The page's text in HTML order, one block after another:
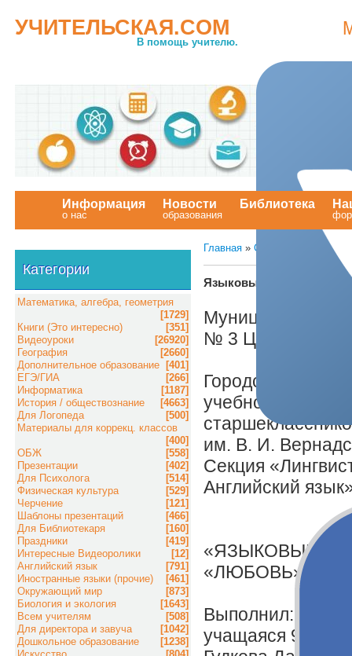
УЧИТЕЛЬСКАЯ.COM
В помощь учителю.
Информация
о нас
Новости
образования
Библиотека
Главная » Статьи
Языковые средства
Муниципальное
№ 3
Городской
учебно-
им. В. И.
Секция
Английский
«ЯЗЫКОВЫЕ
«ЛЮБОВЬ» В
Выполнил:
учащаяся 9 «А»
Категории
Математика, алгебра, геометрия
[1729]
Книги (Это интересно)
[351]
Видеоуроки
[26920]
География
[2660]
Дополнительное образование
[401]
ЕГЭ/ГИА
[266]
Информатика
[1187]
История / обществознание
[4663]
Для Логопеда
[500]
Материалы для коррекц. классов
[400]
ОБЖ
[558]
Презентации
[402]
Для Психолога
[514]
Физическая культура
[529]
Черчение
[121]
Шаблоны презентаций
[466]
Для Библиотекаря
[160]
Праздники
[419]
Интересные Видеоролики
[12]
Английский язык
[791]
Иностранные языки (прочие)
[461]
Окружающий мир
[873]
Биология и экология
[1643]
Всем учителям
[508]
Для директора и завуча
[1042]
Дошкольное образование
[1238]